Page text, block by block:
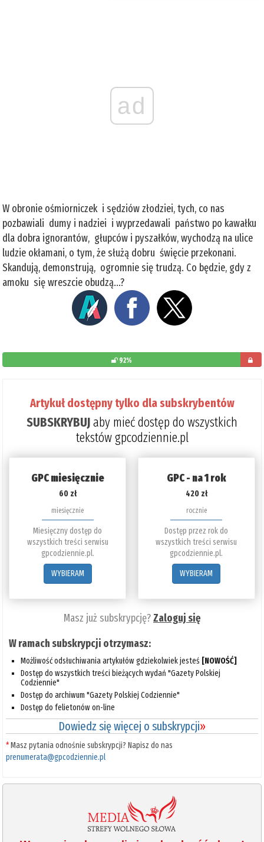
ad
W obronie ośmiorniczek i sędziów złodziei, tych, co nas
pozbawiali dumy i nadziei i wyprzedawali państwo po kawałku
dla dobra ignorantów, głupców i pyszałków, wychodzą na ulice
ludzie okłamani, o tym, że służą dobru święcie przekonani.
Skandują, demonstrują, ogromnie się trudzą. Co będzie, gdy z
amoku się wreszcie obudzą...?
92%
Artykuł dostępny tylko dla subskrybentów
SUBSKRYBUJaby mieć dostęp do wszystkich
tekstów gpcodziennie.pl
GPC miesięcznie
60 zł
miesięcznie
Miesięczny dostęp do
wszystkich treści serwisu
gpcodziennie.pl.
WYBIERAM
GPC - na 1 rok
420 zł
rocznie
Dostęp przez rok do
wszystkich treści serwisu
gpcodziennie.pl.
WYBIERAM
Masz już subskrypcję?Zaloguj się
W ramach subskrypcji otrzymasz:
Możliwość odsłuchiwania artykułów gdziekolwiek jesteś [NOWOŚĆ]
Dostęp do wszystkich treści bieżących wydań "Gazety Polskiej
Codziennie"
Dostęp do archiwum "Gazety Polskiej Codziennie"
Dostęp do felietonów on-line
Dowiedz się więcej o subskrypcji»
*Masz pytania odnośnie subskrypcji? Napisz do nas
prenumerata@gpcodziennie.pl